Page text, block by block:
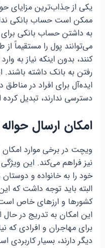
یکی از جذاب‌ترین مزایای
ممکن است حساب بانکی
به داشتن حساب بانکی برای
می‌توانند پول را مستقیماً
کنند، بدون اینکه نیاز به
رفتن به بانک داشته باشند.
ایده‌آل برای افراد در مناطق
دسترسی ندارند، تبدیل
امکان ارسال
ویچت در برخی موارد امکان
نیز فراهم می‌کند. این
خود را به خانواده و
البته باید توجه داشت که
کشورها و ارزهای خاص
این امکان به تدریج در
برای مهاجران و افرادی که
دیگر دارند، بسیار کاربردی